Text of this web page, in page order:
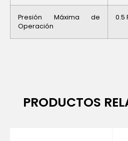
Presión Máxima de
Operación
0.5
PRODUCTOS